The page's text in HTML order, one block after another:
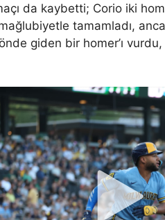
da kaybetti; Corio iki
tamamladı,
giden bir homer’ı